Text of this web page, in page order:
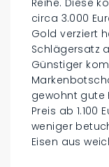
Reihe. Diese
circa 3.000
Gold verziert
Schlägersatz
Günstiger
gewohnt gute
Preis ab 1.100
weniger
Eisen aus